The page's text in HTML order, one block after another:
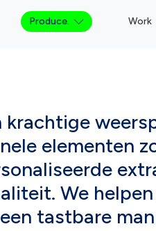
Produce. Work
elementen
We
tastbare